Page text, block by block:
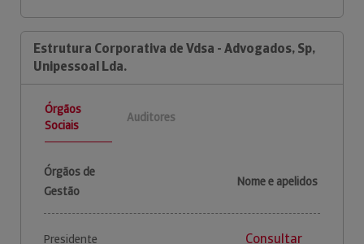
Estrutura Corporativa de Vdsa - Advogados, Sp,
Unipessoal Lda.
Órgãos
Sociais
Auditores
Órgãos de
Gestão
Nome e apelidos
Presidente Consultar